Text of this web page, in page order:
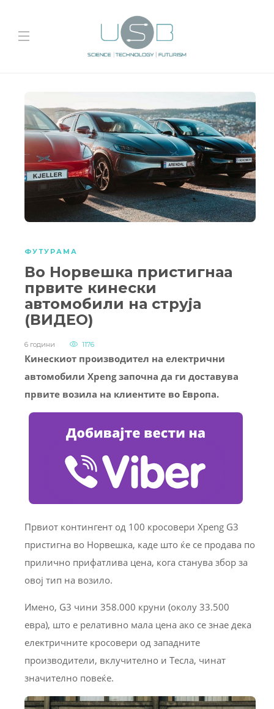
ФУТУРАМА
Во Норвешка пристигнаа
првите кинески
автомобили на струја
(ВИДЕО)
6 години 1176
Кинескиот производител на електрични
автомобили Xpeng започна да ги доставува
првите возила на клиентите во Европа.
Првиот контингент од 100 кросовери Xpeng G3
пристигна во Норвешка, каде што ќе се продава по
прилично прифатлива цена, кога станува збор за
овој тип на возило.
Имено, G3 чини 358.000 круни (околу 33.500
евра), што е релативно мала цена ако се знае дека
електричните кросовери од западните
производители, вклучително и Тесла, чинат
значително повеќе.